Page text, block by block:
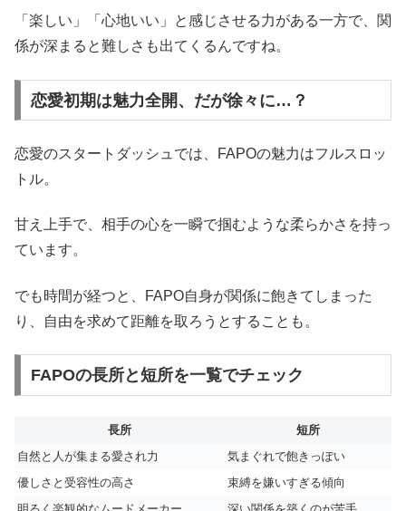
「楽しい」「心地いい」と感じさせる力がある一方で、関
係が深まると難しさも出てくるんですね。
恋愛初期は魅力全開、だが徐々に…？
恋愛のスタートダッシュでは、FAPOの魅力はフルスロッ
トル。
甘え上手で、相手の心を一瞬で掴むような柔らかさを持っ
ています。
でも時間が経つと、FAPO自身が関係に飽きてしまった
り、自由を求めて距離を取ろうとすることも。
FAPOの長所と短所を一覧でチェック
長所
短所
自然と人が集まる愛され力
気まぐれで飽きっぽい
優しさと受容性の高さ
束縛を嫌いすぎる傾向
明るく楽観的なムードメーカー
深い関係を築くのが苦手